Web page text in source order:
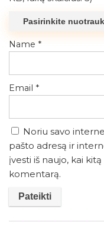
Pasirinkite
Name *
Email *
Noriu savo
pašto adresą ir
įvesti iš naujo, kai
komentarą.